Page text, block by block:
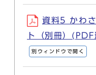
資料5 かわ
ト（別冊）
別ウィンドウで開く